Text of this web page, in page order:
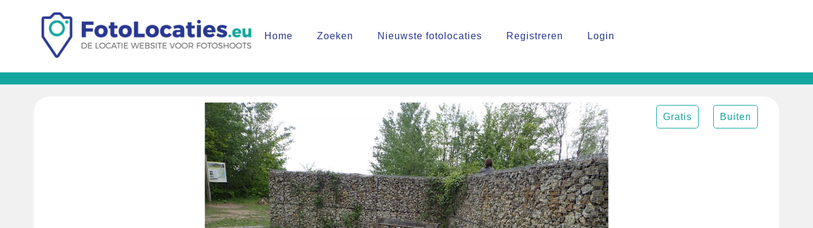
Home Zoeken Nieuwste fotolocaties Registreren Login
Gratis Buiten